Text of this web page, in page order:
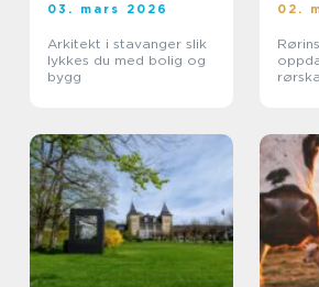
03. mars 2026
Arkitekt i stavanger slik
lykkes du med bolig og
bygg
02.